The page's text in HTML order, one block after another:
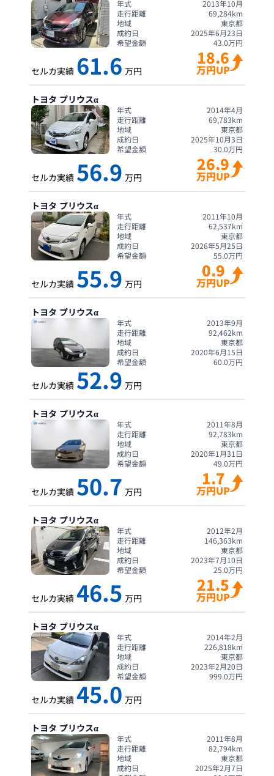
年式
2013年10月
走行距離
69,284km
地域
東京都
成約日
2025年6月23日
希望金額
43.0万円
セルカ実績 61.6 万円
18.6
万円UP
トヨタ プリウスα
年式
2014年4月
走行距離
69,783km
地域
東京都
成約日
2025年10月3日
希望金額
30.0万円
セルカ実績 56.9 万円
26.9
万円UP
トヨタ プリウスα
年式
2011年10月
走行距離
62,537km
地域
東京都
成約日
2026年5月25日
希望金額
55.0万円
セルカ実績 55.9 万円
0.9
万円UP
トヨタ プリウスα
年式
2013年9月
走行距離
92,462km
地域
東京都
成約日
2020年6月15日
希望金額
60.0万円
セルカ実績 52.9 万円
トヨタ プリウスα
年式
2011年8月
走行距離
92,783km
地域
東京都
成約日
2020年1月31日
希望金額
49.0万円
セルカ実績 50.7 万円
1.7
万円UP
トヨタ プリウスα
年式
2012年2月
走行距離
146,363km
地域
東京都
成約日
2023年7月10日
希望金額
25.0万円
セルカ実績 46.5 万円
21.5
万円UP
トヨタ プリウスα
年式
2014年2月
走行距離
226,818km
地域
東京都
成約日
2023年2月20日
希望金額
999.0万円
セルカ実績 45.0 万円
トヨタ プリウスα
年式
2011年8月
走行距離
82,794km
地域
東京都
成約日
2025年2月7日